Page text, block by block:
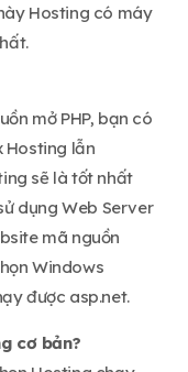
Hosting có máy
mở PHP, bạn có
Hosting lẫn
sẽ là tốt nhất
dụng Web Server
mã nguồn
Windows
được asp.net.
cơ bản?